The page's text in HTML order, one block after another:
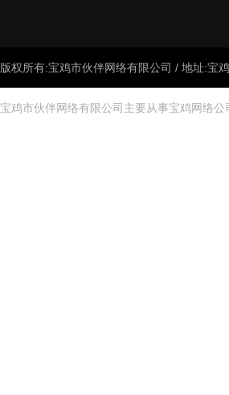
版权所有:宝鸡市伙伴网络有限公司 / 地址:宝
宝鸡市伙伴网络有限公司主要从事宝鸡网络公